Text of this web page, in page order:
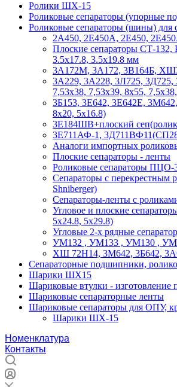
Ролики ШХ-15
Роликовые сепараторы (упорные
Роликовые сепараторы (шины) для
2А450, 2Е450А, 2Е450,
Плоские сепараторы СТ-132,
3.5х17.8, 3.5х19.8 мм
3А172М, 3А172, 3В164Б,
3А229, 3А228, 3Л725, 3Д725,
7,53х38, 7,53х39, 8х55,
3Б153, 3Е642, 3Е642Е,
8х20, 5х16.8)
3Е184ШВ+плоский
3Е711АФ-1,
Аналоги импортных
Плоские сепараторы - ленты
Роликовые сепараторы
Сепараторы с
Shniberger)
Сепараторы-ленты с
Угловое и плоские
5х24.8, 5х29.8)
Угловые 2-х рядные
УМ132 , УМ133 , УМ130 ,
ХШ 72Н14, 3М642, 3Б642,
Сепараторные подшипники,
Шарики ШХ15
Шариковые втулки -
Шариковые сепараторные ленты
Шариковые сепараторы для ОПУ,
Шарики ШХ-15
Номенклатура
Контакты